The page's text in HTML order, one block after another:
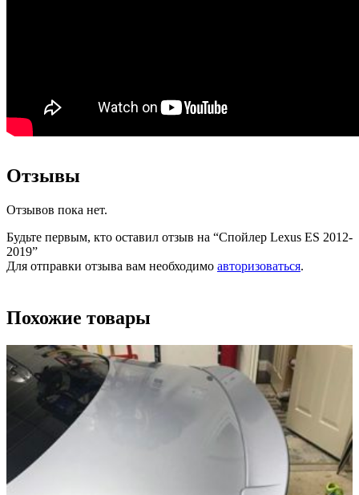
Отзывы
Отзывов пока нет.
Будьте первым, кто оставил отзыв на “Спойлер Lexus ES 2012-
2019”
Для отправки отзыва вам необходимо авторизоваться.
Похожие товары